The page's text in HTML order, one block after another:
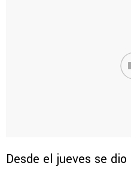
Desde el jueves se